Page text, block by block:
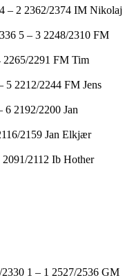
– 2 2362/2374 IM Nikolaj
5 – 3 2248/2310 FM
2265/2291 FM Tim
5 2212/2244 FM Jens
6 2192/2200 Jan
2159 Jan Elkjær
2091/2112 Ib Hother
1 – 1 2527/2536 GM